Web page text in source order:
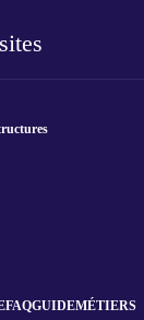
FAQGUIDEMÉTIERS